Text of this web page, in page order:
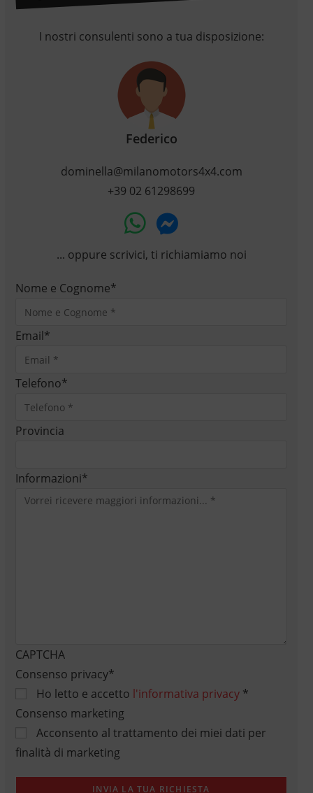
I nostri consulenti sono a tua disposizione:
Federico
dominella@milanomotors4x4.com
+39 02 61298699
... oppure scrivici, ti richiamiamo noi
Nome e Cognome*
Email*
Telefono*
Provincia
Informazioni*
CAPTCHA
Consenso privacy*
Ho letto e accetto l'informativa privacy*
Consenso marketing
Acconsento al trattamento dei miei dati per
finalità di marketing